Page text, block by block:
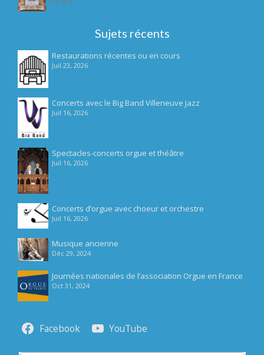
Sujets récents
Restaurations récentes ou en cours
Juil 23, 2026
Concerts avec le Big Band Villeneuve Jazz
Juil 16, 2026
Spectacles-concerts orgue et théâtre
Juil 16, 2026
Concerts d’orgue avec choeur et orchestre
Juil 16, 2026
Musique ancienne
Déc 29, 2024
Journées nationales de l’association Orgue en France
Oct 31, 2024
Facebook YouTube